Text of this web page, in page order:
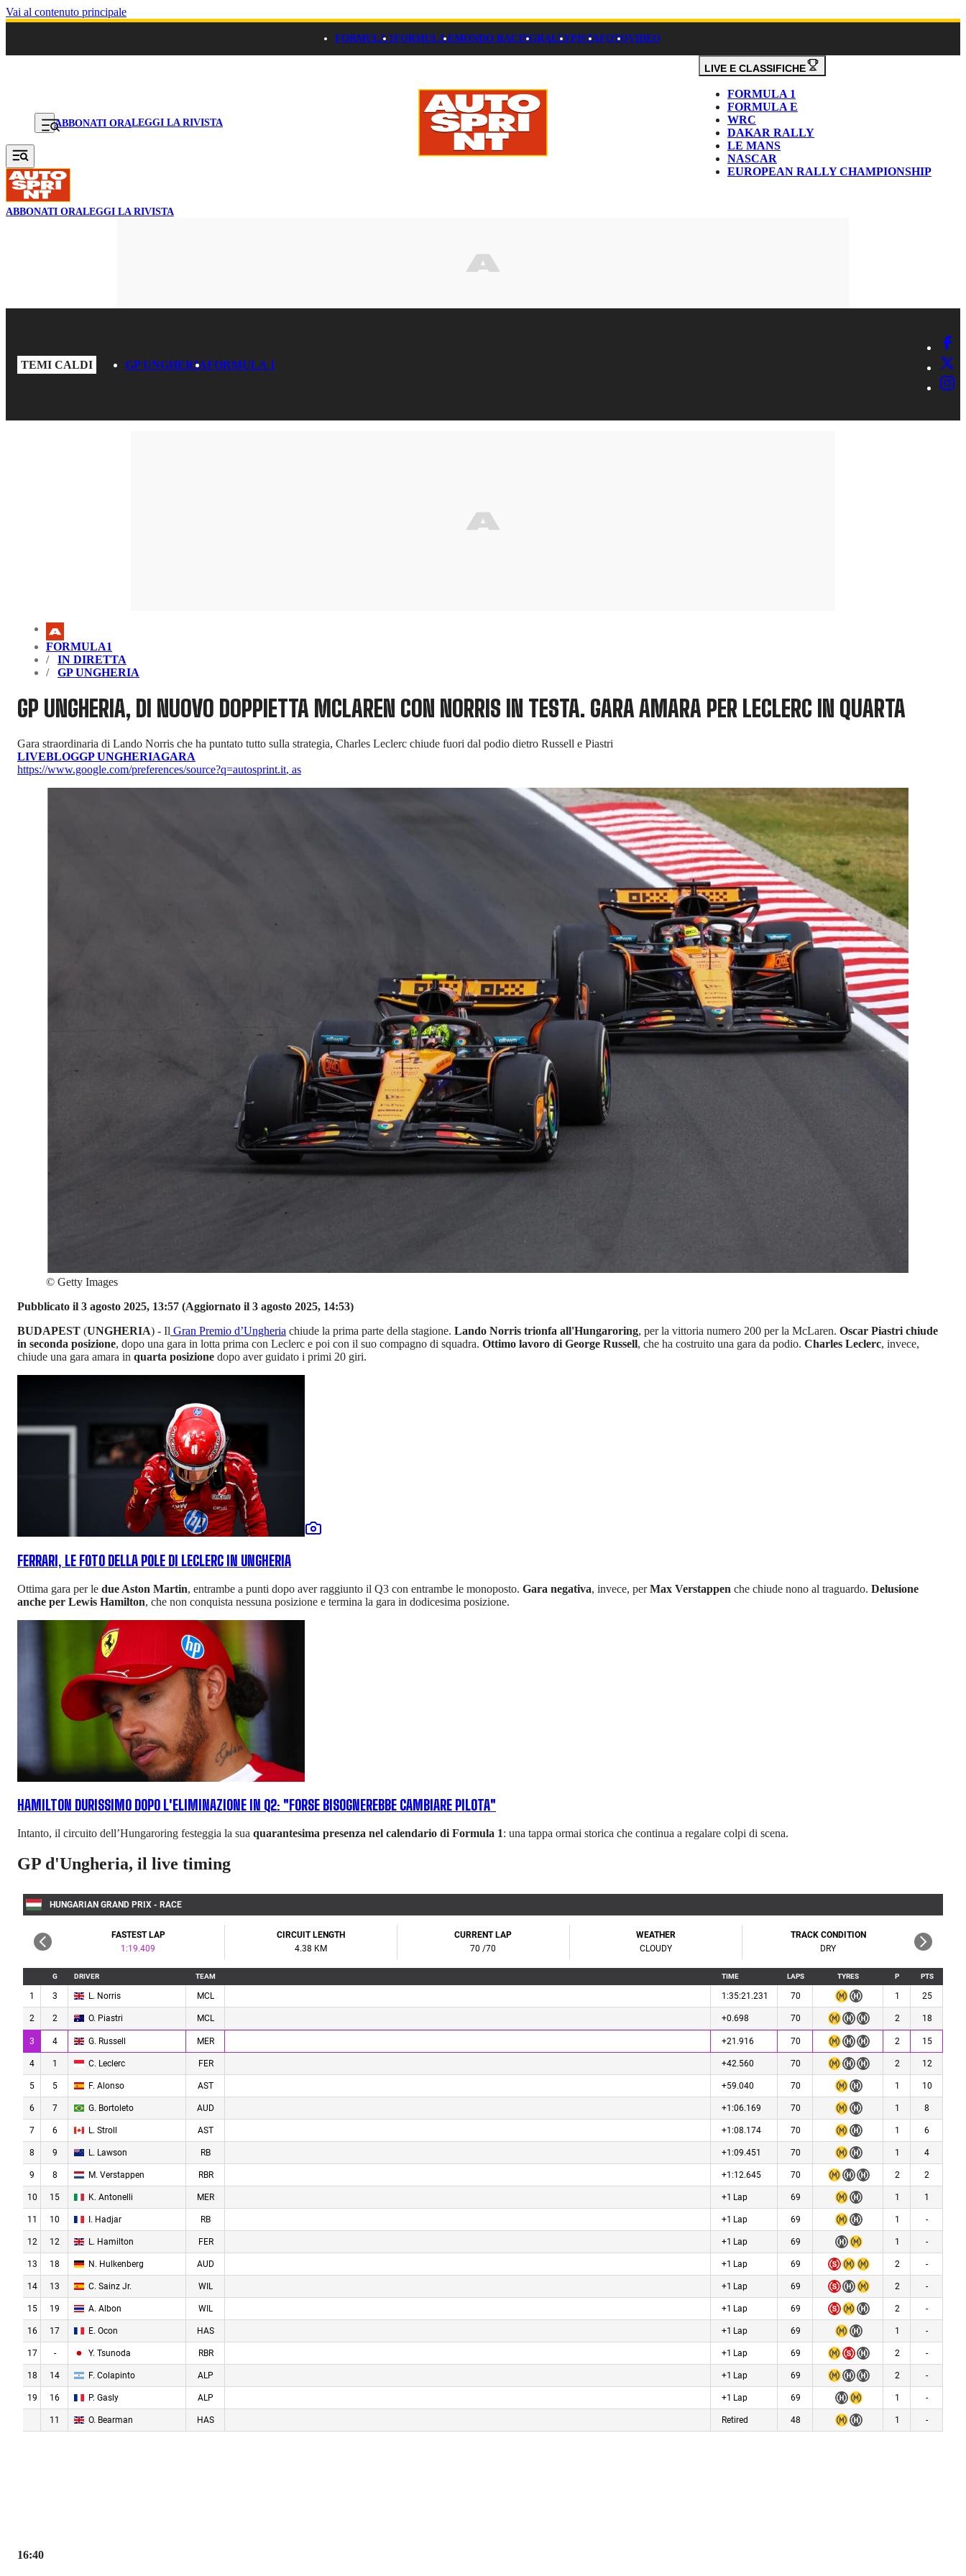
Vai al contenuto principale
FORMULA 1FORMULA EMONDO RACINGRALLYPISTAFOTOVIDEO
ABBONATI ORALEGGI LA RIVISTA
LIVE E CLASSIFICHE
FORMULA 1
FORMULA E
WRC
DAKAR RALLY
LE MANS
NASCAR
EUROPEAN RALLY CHAMPIONSHIP
ABBONATI ORALEGGI LA RIVISTA
TEMI CALDI GP UNGHERIAFORMULA 1
FORMULA1
IN DIRETTA
GP UNGHERIA
GP UNGHERIA, DI NUOVO DOPPIETTA MCLAREN CON NORRIS IN TESTA. GARA AMARA PER LECLERC IN QUARTA
Gara straordinaria di Lando Norris che ha puntato tutto sulla strategia, Charles Leclerc chiude fuori dal podio dietro Russell e Piastri
LIVEBLOGGP UNGHERIAGARA
https://www.google.com/preferences/source?q=autosprint.it, as
© Getty Images
Pubblicato il 3 agosto 2025, 13:57 (Aggiornato il 3 agosto 2025, 14:53)
BUDAPEST (UNGHERIA) - Il Gran Premio d’Ungheria chiude la prima parte della stagione. Lando Norris trionfa all'Hungaroring, per la vittoria numero 200 per la McLaren. Oscar Piastri chiude
in seconda posizione, dopo una gara in lotta prima con Leclerc e poi con il suo compagno di squadra. Ottimo lavoro di George Russell, che ha costruito una gara da podio. Charles Leclerc, invece,
chiude una gara amara in quarta posizione dopo aver guidato i primi 20 giri.
FERRARI, LE FOTO DELLA POLE DI LECLERC IN UNGHERIA
Ottima gara per le due Aston Martin, entrambe a punti dopo aver raggiunto il Q3 con entrambe le monoposto. Gara negativa, invece, perMax Verstappen che chiude nono al traguardo. Delusione
anche per Lewis Hamilton, che non conquista nessuna posizione e termina la gara in dodicesima posizione.
HAMILTON DURISSIMO DOPO L'ELIMINAZIONE IN Q2: "FORSE BISOGNEREBBE CAMBIARE PILOTA"
Intanto, il circuito dell’Hungaroring festeggia la sua quarantesima presenza nel calendario di Formula 1: una tappa ormai storica che continua a regalare colpi di scena.
GP d'Ungheria, il live timing
16:40